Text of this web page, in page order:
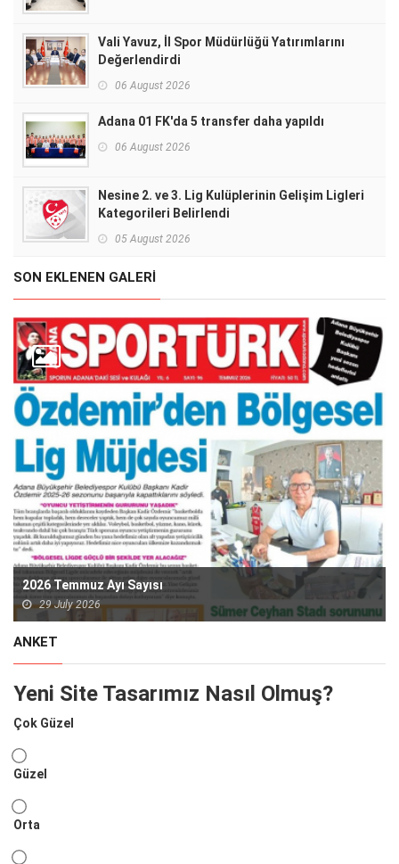
Vali Yavuz, İl Spor Müdürlüğü Yatırımlarını
Değerlendirdi
06 August 2026
Adana 01 FK'da 5 transfer daha yapıldı
06 August 2026
Nesine 2. ve 3. Lig Kulüplerinin Gelişim Ligleri
Kategorileri Belirlendi
05 August 2026
SON EKLENEN GALERI
2026 Temmuz Ayı Sayısı
29 July 2026
ANKET
Yeni Site Tasarımız Nasıl Olmuş?
Çok Güzel
Güzel
Orta